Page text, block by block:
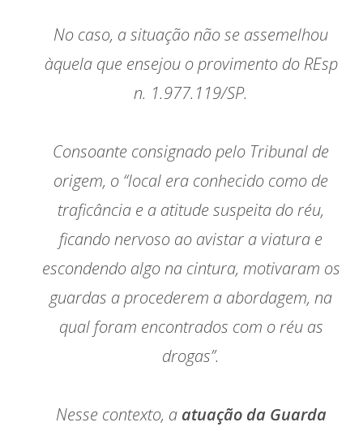
No caso, a situação não se assemelhou
àquela que ensejou o provimento do REsp
n. 1.977.119/SP.
Consoante consignado pelo Tribunal de
origem, o “local era conhecido como de
traficância e a atitude suspeita do réu,
ficando nervoso ao avistar a viatura e
escondendo algo na cintura, motivaram os
guardas a procederem a abordagem, na
qual foram encontrados com o réu as
drogas”.
Nesse contexto, a atuação da Guarda